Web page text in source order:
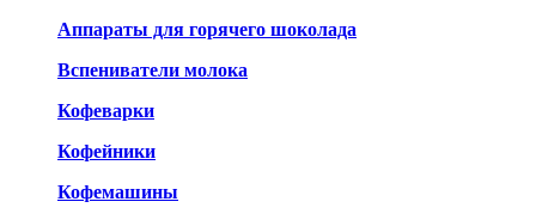
Аппараты для горячего шоколада
Вспениватели молока
Кофеварки
Кофейники
Кофемашины